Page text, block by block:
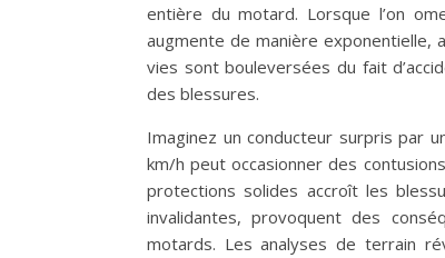
entière du motard. Lorsque l’on
augmente de manière exponentielle,
vies sont bouleversées du fait
des blessures.
Imaginez un conducteur surpris par
km/h peut occasionner des
protections solides accroît les
invalidantes, provoquent des
motards. Les analyses de terrain